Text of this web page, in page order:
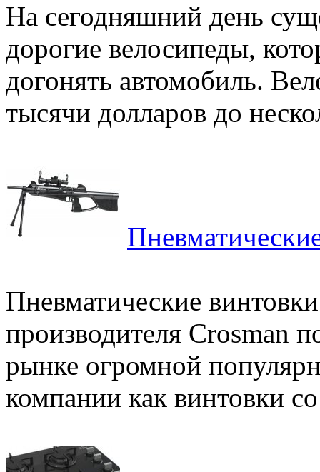
На сегодняшний день
дорогие велосипеды,
догонять автомобиль.
тысячи долларов до
Пневматические
производителя Crosman
рынке огромной
компании как винтовки